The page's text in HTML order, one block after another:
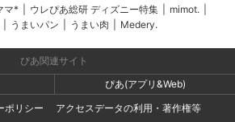
マ* ウレぴあ総研 ディズニー特集 mimot.
うまいパン うまい肉 Medery.
ぴあ関連サイト
ぴあ(アプリ&Web)
ポリシー
アクセスデータの利用・著作権等